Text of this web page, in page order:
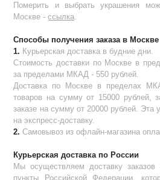
Померить и выбрать украшения
Москве -ссылка.
Способы получения заказа в Москве
1. Курьерская доставка в будние дни.
Стоимость доставки по Москве в
за пределами МКАД - 550 рублей.
Доставка по Москве в пределах
товаров на сумму от 15000
заказе на сумму от 20000 рублей. Эта
на экспресс-доставку.
2. Самовывоз из офлайн-магазина
Курьерская доставка по России
Мы осуществляем доставку
пункты Российской Федерации,